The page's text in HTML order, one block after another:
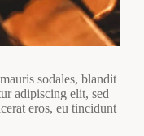
sodales, blandit
adipiscing elit, sed
eros, eu tincidunt